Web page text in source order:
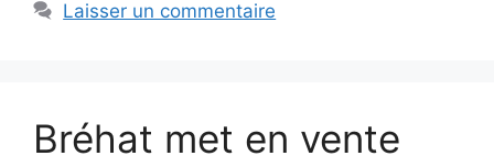
Laisser un commentaire
Bréhat met en vente